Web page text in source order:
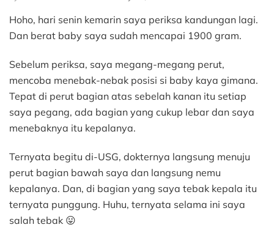
31
Hoho, hari senin kemarin saya periksa kandungan lagi.
Dan berat baby saya sudah mencapai 1900 gram.
Sebelum periksa, saya megang-megang perut,
mencoba menebak-nebak posisi si baby kaya gimana.
Tepat di perut bagian atas sebelah kanan itu setiap
saya pegang, ada bagian yang cukup lebar dan saya
menebaknya itu kepalanya.
Ternyata begitu di-USG, dokternya langsung menuju
perut bagian bawah saya dan langsung nemu
kepalanya. Dan, di bagian yang saya tebak kepala itu
ternyata punggung. Huhu, ternyata selama ini saya
salah tebak 😛